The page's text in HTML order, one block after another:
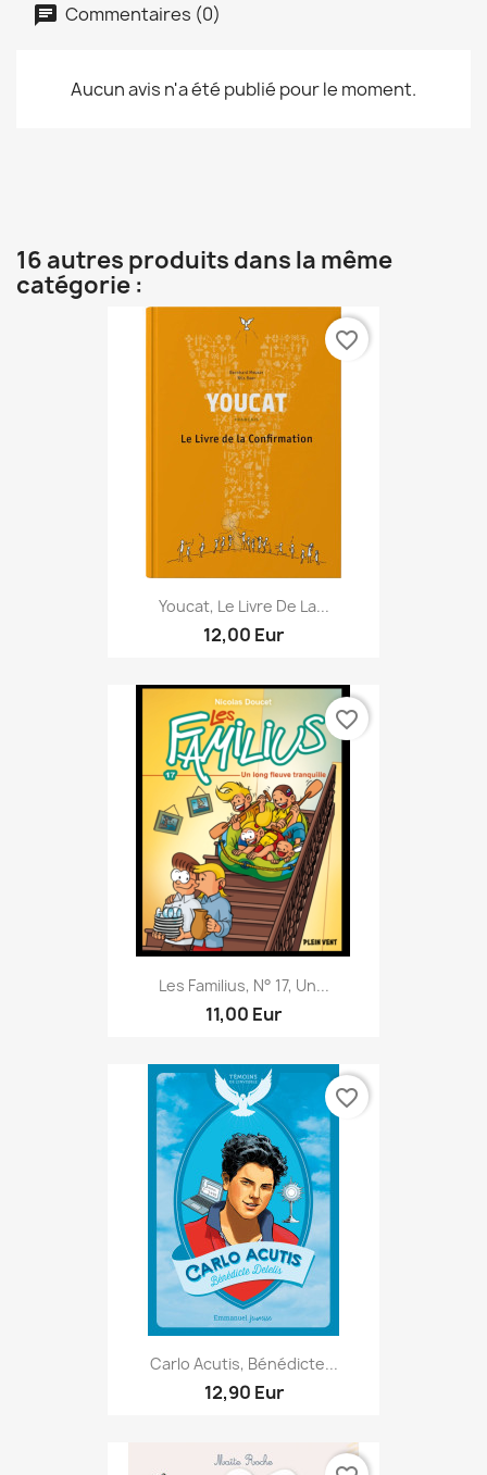
Commentaires (0)
Aucun avis n'a été publié pour le moment.
16 autres produits dans la même
catégorie :
Youcat, Le Livre De La...
12,00 Eur
favorite_border
Les Familius, N° 17, Un...
11,00 Eur
favorite_border
Carlo Acutis, Bénédicte...
12,90 Eur
favorite_border